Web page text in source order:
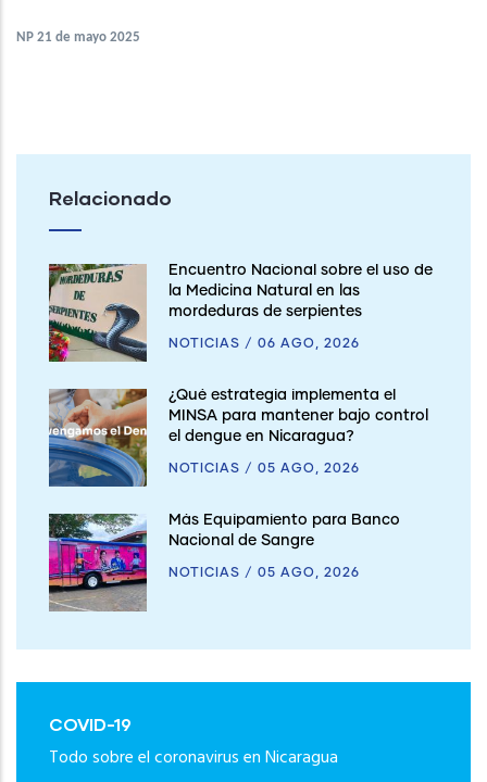
NP 21 de mayo 2025
Relacionado
Encuentro Nacional sobre el uso de
la Medicina Natural en las
mordeduras de serpientes
NOTICIAS / 06 AGO, 2026
¿Qué estrategia implementa el
MINSA para mantener bajo control
el dengue en Nicaragua?
NOTICIAS / 05 AGO, 2026
Más Equipamiento para Banco
Nacional de Sangre
NOTICIAS / 05 AGO, 2026
COVID-19
Todo sobre el coronavirus en Nicaragua